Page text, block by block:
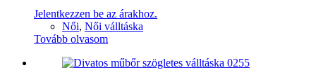
Jelentkezzen be az árakhoz.
Női, Női válltáska
Tovább olvasom